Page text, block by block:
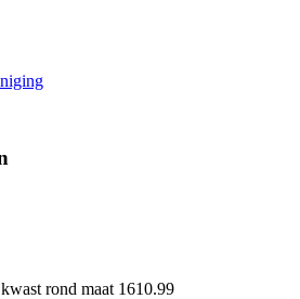
rond maat 1610.99